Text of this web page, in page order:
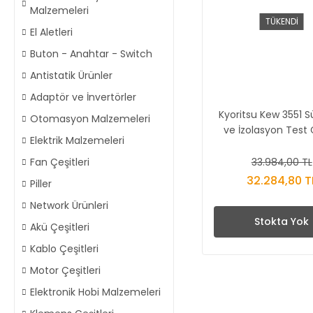
Malzemeleri
El Aletleri
Buton - Anahtar - Switch
Antistatik Ürünler
Adaptör ve İnvertörler
Otomasyon Malzemeleri
Elektrik Malzemeleri
Fan Çeşitleri
Piller
Network Ürünleri
Akü Çeşitleri
Kablo Çeşitleri
Motor Çeşitleri
Elektronik Hobi Malzemeleri
TÜKENDİ
Kyoritsu Kew 3551
ve İzolasyon Test
33.984,00 TL
32.284,80
Stokta Yok